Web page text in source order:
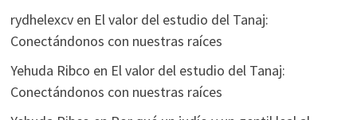
rydhelexcven El valor del estudio del Tanaj:
Conectándonos con nuestras raíces
Yehuda Ribco en El valor del estudio del Tanaj:
Conectándonos con nuestras raíces